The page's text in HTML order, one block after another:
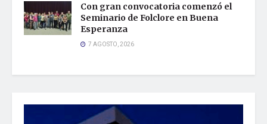
Con gran convocatoria comenzó el
Seminario de Folclore en Buena
Esperanza
7 AGOSTO, 2026